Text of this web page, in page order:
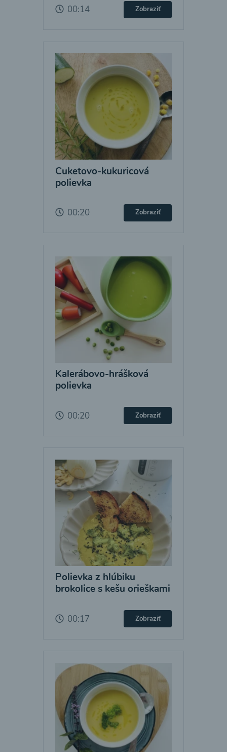
00:14 Zobraziť
Cuketovo-kukuricová
polievka
00:20 Zobraziť
Kalerábovo-hrášková
polievka
00:20 Zobraziť
Polievka z hlúbiku
brokolice s kešu orieškami
00:17 Zobraziť